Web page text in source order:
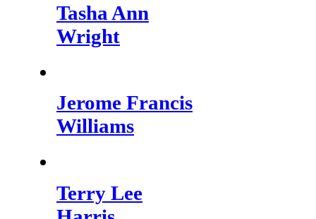
Tasha Ann
Wright
Jerome Francis
Williams
Terry Lee